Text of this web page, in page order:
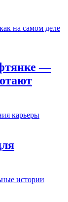
—